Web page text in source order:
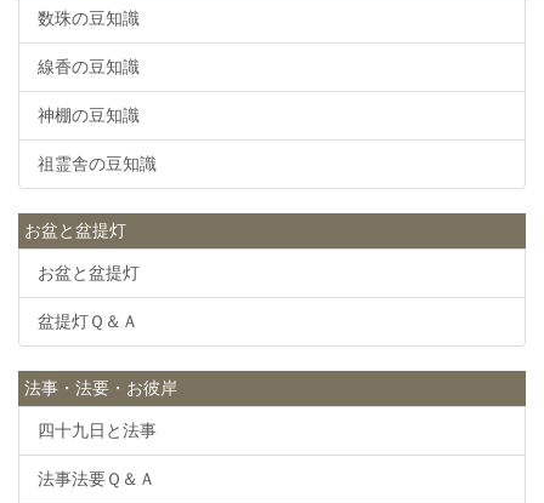
数珠の豆知識
線香の豆知識
神棚の豆知識
祖霊舎の豆知識
お盆と盆提灯
お盆と盆提灯
盆提灯Ｑ＆Ａ
法事・法要・お彼岸
四十九日と法事
法事法要Ｑ＆Ａ